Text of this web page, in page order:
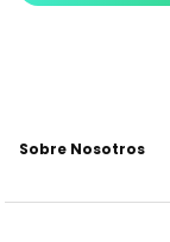
Sobre Nosotros